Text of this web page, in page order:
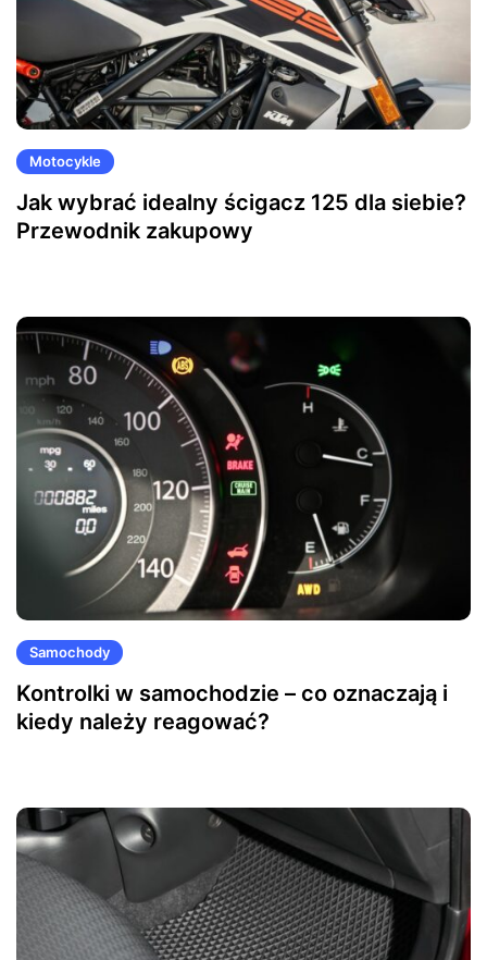
Motocykle
Jak wybrać idealny ścigacz 125 dla siebie?
Przewodnik zakupowy
Samochody
Kontrolki w samochodzie – co oznaczają i
kiedy należy reagować?